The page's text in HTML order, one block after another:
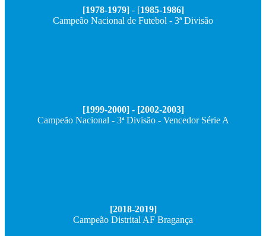
[1978-1979] - [1985-1986]
Campeão Nacional de Futebol - 3ª Divisão
[1999-2000] - [2002-2003]
Campeão Nacional - 3ª Divisão - Vencedor Série A
[2018-2019]
Campeão Distrital AF Bragança